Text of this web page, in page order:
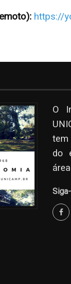
https://
O
tem
do